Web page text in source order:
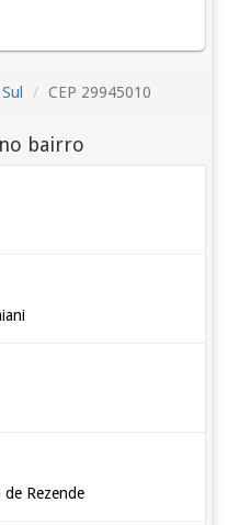
CEP 29945010
bairro
de Rezende